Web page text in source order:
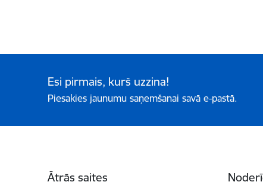
Esi pirmais, kurš uzzina!
Piesakies jaunumu saņemšanai savā e-pastā.
Ātrās saites